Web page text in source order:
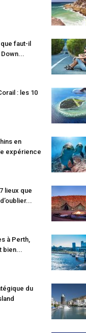
faut-il
: les 10
en
expérience
lieux que
à Perth,
bien...
du